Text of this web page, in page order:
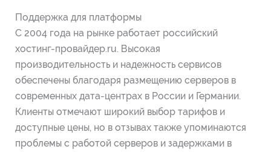
Поддержка для платформы
С 2004 года на рынке работает российский
хостинг-провайдер.ru. Высокая
производительность и надежность сервисов
обеспечены благодаря размещению серверов в
современных дата-центрах в России и Германии.
Клиенты отмечают широкий выбор тарифов и
доступные цены, но в отзывах также упоминаются
проблемы с работой серверов и задержками в